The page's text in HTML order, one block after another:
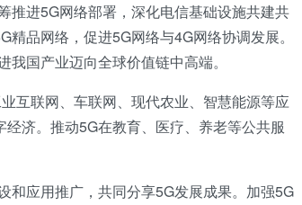
推进5G网络部署，深化电信基础设施共建共
品网络，促进5G网络与4G网络协调发展。
国产业迈向全球价值链中高端。
互联网、车联网、现代农业、智慧能源等应
济。推动5G在教育、医疗、养老等公共服
和应用推广，共同分享5G发展成果。加强5G